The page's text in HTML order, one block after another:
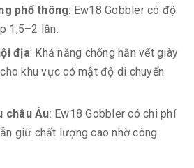
phổ thông: Ew18 Gobbler có độ
1,5–2 lần.
địa: Khả năng chống hằn vết giày
khu vực có mật độ di chuyển
châu Âu: Ew18 Gobbler có chi phí
giữ chất lượng cao nhờ công